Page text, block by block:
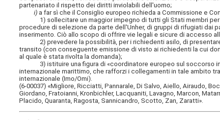
partenariato il rispetto dei diritti inviolabili dell'uomo;
i) a far sì che il Consiglio europeo richieda a Commissione e
1) sollecitare un maggior impegno di tutti gli Stati membri per
procedure di selezione da parte dell'Unher, di gruppi di rifugiati dai
inserimento. Ciò allo scopo di offrire vie legali e sicure di accesso
2) prevedere la possibilità, per i richiedenti asilo, di presentare
transito (con conseguente emissione di visto ai richiedenti la cui
al quale è stata rivolta la domanda);
3) istituire una figura di «coordinatore europeo sul soccorso in
internazionale marittimo, che rafforzi i collegamenti in tale ambito
internazionale (Imo/Omi).
(6-00037) «Migliore, Ricciatti, Pannarale, Di Salvo, Aiello, Airaudo,
Giordano, Fratoianni, Kronbichler, Lacquaniti, Lavagno, Marcon,
Placido, Quaranta, Ragosta, Sannicandro, Scotto, Zan, Zaratti».